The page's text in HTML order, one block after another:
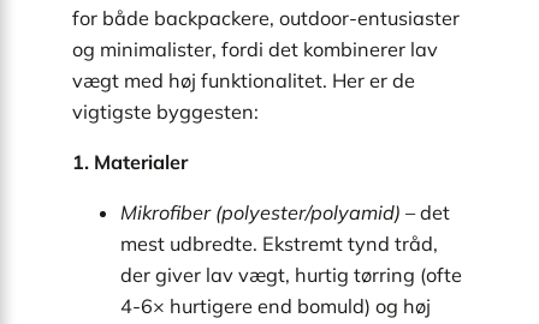
for både backpackere, outdoor-entusiaster
og minimalister, fordi det kombinerer lav
vægt med høj funktionalitet. Her er de
vigtigste byggesten:
1. Materialer
Mikrofiber (polyester/polyamid) – det
mest udbredte. Ekstremt tynd tråd,
der giver lav vægt, hurtig tørring (ofte
4-6× hurtigere end bomuld) og høj